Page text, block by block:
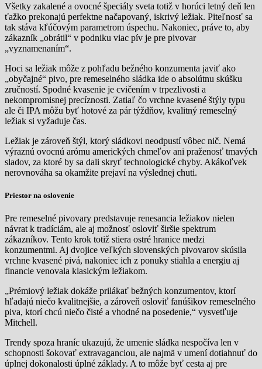
Všetky zakalené a ovocné špeciály sveta totiž v horúci letný deň len
ťažko prekonajú perfektne načapovaný, iskrivý ležiak. Piteľnosť sa
tak stáva kľúčovým parametrom úspechu. Nakoniec, práve to, aby
zákazník „obrátil“ v podniku viac pív je pre pivovar
„vyznamenaním“.
Hoci sa ležiak môže z pohľadu bežného konzumenta javiť ako
„obyčajné“ pivo, pre remeselného sládka ide o absolútnu skúšku
zručností. Spodné kvasenie je cvičením v trpezlivosti a
nekompromisnej precíznosti. Zatiaľ čo vrchne kvasené štýly typu
ale či IPA môžu byť hotové za pár týždňov, kvalitný remeselný
ležiak si vyžaduje čas.
Ležiak je zároveň štýl, ktorý sládkovi neodpustí vôbec nič. Nemá
výraznú ovocnú arómu amerických chmeľov ani praženosť tmavých
sladov, za ktoré by sa dali skryť technologické chyby. Akákoľvek
nerovnováha sa okamžite prejaví na výslednej chuti.
Priestor na oslovenie
Pre remeselné pivovary predstavuje renesancia ležiakov nielen
návrat k tradíciám, ale aj možnosť osloviť širšie spektrum
zákazníkov. Tento krok totiž stiera ostré hranice medzi
konzumentmi. Aj dvojice veľkých slovenských pivovarov skúsila
vrchne kvasené pivá, nakoniec ich z ponuky stiahla a energiu aj
financie venovala klasickým ležiakom.
„Prémiový ležiak dokáže prilákať bežných konzumentov, ktorí
hľadajú niečo kvalitnejšie, a zároveň osloviť fanúšikov remeselného
piva, ktorí chcú niečo čisté a vhodné na posedenie,“ vysvetľuje
Mitchell.
Trendy spoza hraníc ukazujú, že umenie sládka nespočíva len v
schopnosti šokovať extravaganciou, ale najmä v umení dotiahnuť do
úplnej dokonalosti úplné základy. A to môže byť cesta aj pre